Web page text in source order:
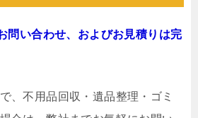
問い合わせ、およびお見積りは完
、不用品回収・遺品整理・ゴミ